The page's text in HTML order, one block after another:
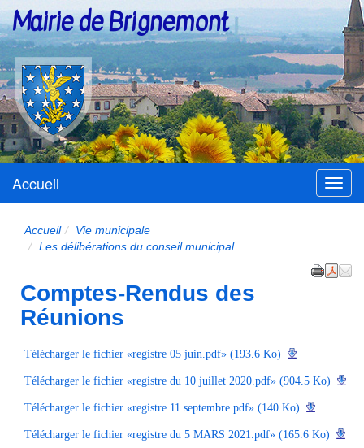
Mairie de Brignemont
Menu
Accueil
Accueil
Vie municipale
Les délibérations du conseil municipal
Comptes-Rendus des
Réunions
Télécharger le fichier «registre 05 juin.pdf» (193.6 Ko)
Télécharger le fichier «registre du 10 juillet 2020.pdf» (904.5 Ko)
Télécharger le fichier «registre 11 septembre.pdf» (140 Ko)
Télécharger le fichier «registre du 5 MARS 2021.pdf» (165.6 Ko)